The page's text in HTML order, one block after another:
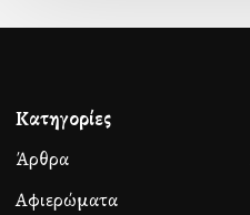
Κατηγορίες
Άρθρα
Αφιερώματα